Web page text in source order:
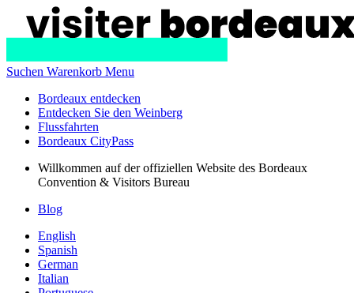
Suchen Warenkorb Menu
Bordeaux entdecken
Entdecken Sie den Weinberg
Flussfahrten
Bordeaux CityPass
Willkommen auf der offiziellen Website des Bordeaux
Convention & Visitors Bureau
Blog
English
Spanish
German
Italian